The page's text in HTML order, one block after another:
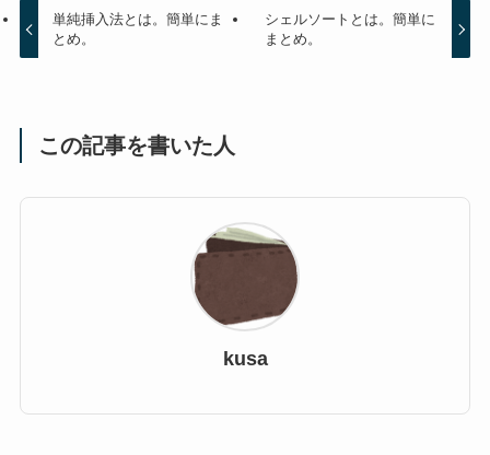
単純挿入法とは。簡単にま
とめ。
シェルソートとは。簡単に
まとめ。
この記事を書いた人
kusa